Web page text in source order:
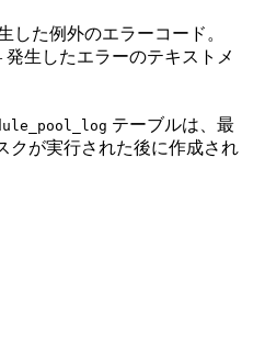
した例外のエラーコード。
生したエラーのテキストメ
テーブルは、最
クが実行された後に作成され